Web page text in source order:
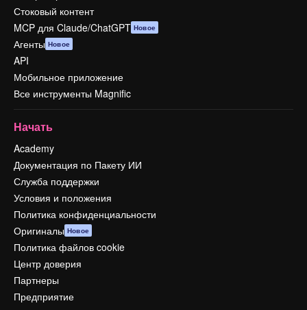
Стоковый контент
MCP для Claude/ChatGPT Новое
Агенты Новое
API
Мобильное приложение
Все инструменты Magnific
Начать
Academy
Документация по Пакету ИИ
Служба поддержки
Условия и положения
Политика конфиденциальности
Оригиналы Новое
Политика файлов cookie
Центр доверия
Партнеры
Предприятие